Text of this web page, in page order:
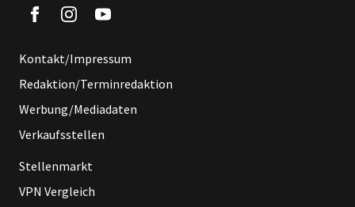
Kontakt/Impressum
Redaktion/Terminredaktion
Werbung/Mediadaten
Verkaufsstellen
Stellenmarkt
VPN Vergleich